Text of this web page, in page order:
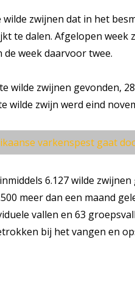
zwijnen dat in het
te dalen. Afgelopen week
week daarvoor twee.
wilde zwijnen gevonden,
wilde zwijn werd eind
varkenspest gaat
6.127 wilde
meer dan een maand
vallen en 63
bij het vangen en